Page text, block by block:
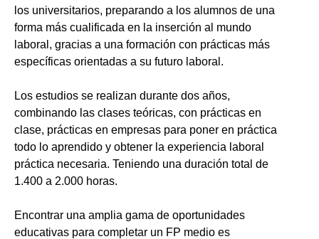
los universitarios, preparando a los alumnos de una
forma más cualificada en la inserción al mundo
laboral, gracias a una formación con prácticas más
específicas orientadas a su futuro laboral.
Los estudios se realizan durante dos años,
combinando las clases teóricas, con prácticas en
clase, prácticas en empresas para poner en práctica
todo lo aprendido y obtener la experiencia laboral
práctica necesaria. Teniendo una duración total de
1.400 a 2.000 horas.
Encontrar una amplia gama de oportunidades
educativas para completar un FP medio es